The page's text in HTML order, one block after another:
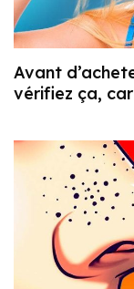
Avant
vérifiez ça,